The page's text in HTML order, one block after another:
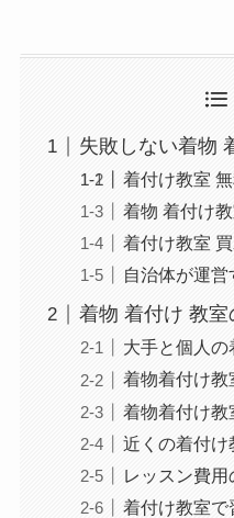
失敗しない着物
着付け教室
着物 着付け
着付け教室
自治体が運
着物 着付け 教
大手と個人
着物着付け教
着物着付け教
近くの着付け
レッスン費用
着付け教室で